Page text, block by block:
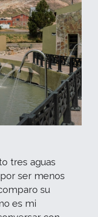
tres aguas
ser menos
su
es mi